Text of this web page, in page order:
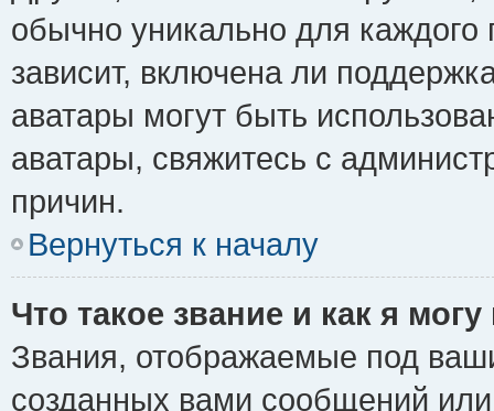
обычно уникально для каждого
зависит, включена ли
аватары могут быть
аватары, свяжитесь с
причин.
Вернуться к началу
Что такое звание и как я
Звания, отображаемые под
созданных вами сообщений